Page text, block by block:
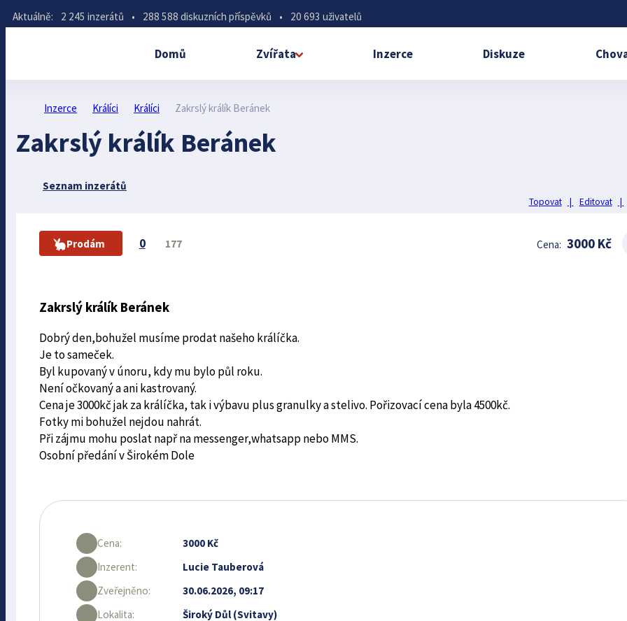
Aktuálně: 2 245 inzerátů • 288 588 diskuzních příspěvků • 20 693 uživatelů
Domů Zvířata Inzerce Diskuze
Inzerce Králíci Králíci Zakrslý králík Beránek
Zakrslý králík Beránek
Seznam inzerátů
Topovat | Editovat |
Prodám 0 177 Cena: 3000 Kč
Zakrslý králík Beránek
Dobrý den,bohužel musíme prodat našeho králíčka.
Je to sameček.
Byl kupovaný v únoru, kdy mu bylo půl roku.
Není očkovaný a ani kastrovaný.
Cena je 3000kč jak za králíčka, tak i výbavu plus granulky a stelivo. Pořizovací cena byla 4500kč.
Fotky mi bohužel nejdou nahrát.
Při zájmu mohu poslat např na messenger,whatsapp nebo MMS.
Osobní předání v Širokém Dole
Cena:
3000 Kč
Inzerent:
Lucie Tauberová
Zveřejněno:
30.06.2026, 09:17
Lokalita:
Široký Důl (Svitavy)